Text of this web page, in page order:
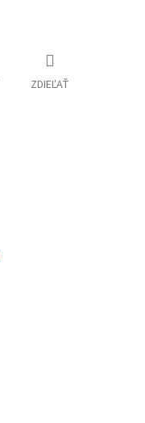
ZDIEĽAŤ